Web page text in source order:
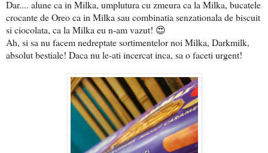
Dar.... alune ca in Milka, umplutura cu zmeura ca la Milka, bucatele
crocante de Oreo ca in Milka sau combinatia senzationala de biscuit
si ciocolata, ca la Milka eu n-am vazut! 😍
Ah, si sa nu facem nedreptate sortimentelor noi Milka, Darkmilk,
absolut bestiale! Daca nu le-ati incercat inca, sa o faceti urgent!